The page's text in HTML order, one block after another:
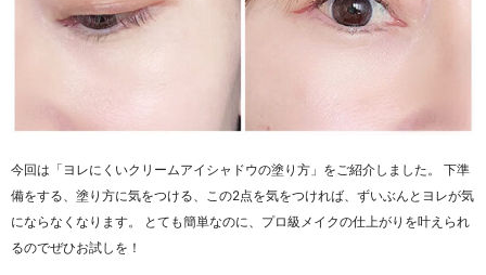
今回は「ヨレにくいクリームアイシャドウの塗り方」をご紹介しました。 下準
備をする、塗り方に気をつける、この2点を気をつければ、ずいぶんとヨレが気
にならなくなります。 とても簡単なのに、プロ級メイクの仕上がりを叶えられ
るのでぜひお試しを！